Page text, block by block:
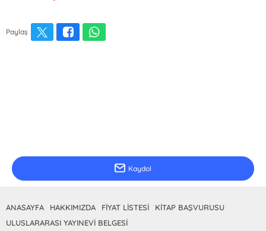
Paylaş
Kaydol
ANASAYFA HAKKIMIZDA FİYAT LİSTESİ
KİTAP BAŞVURUSU
ULUSLARARASI YAYINEVİ BELGESİ